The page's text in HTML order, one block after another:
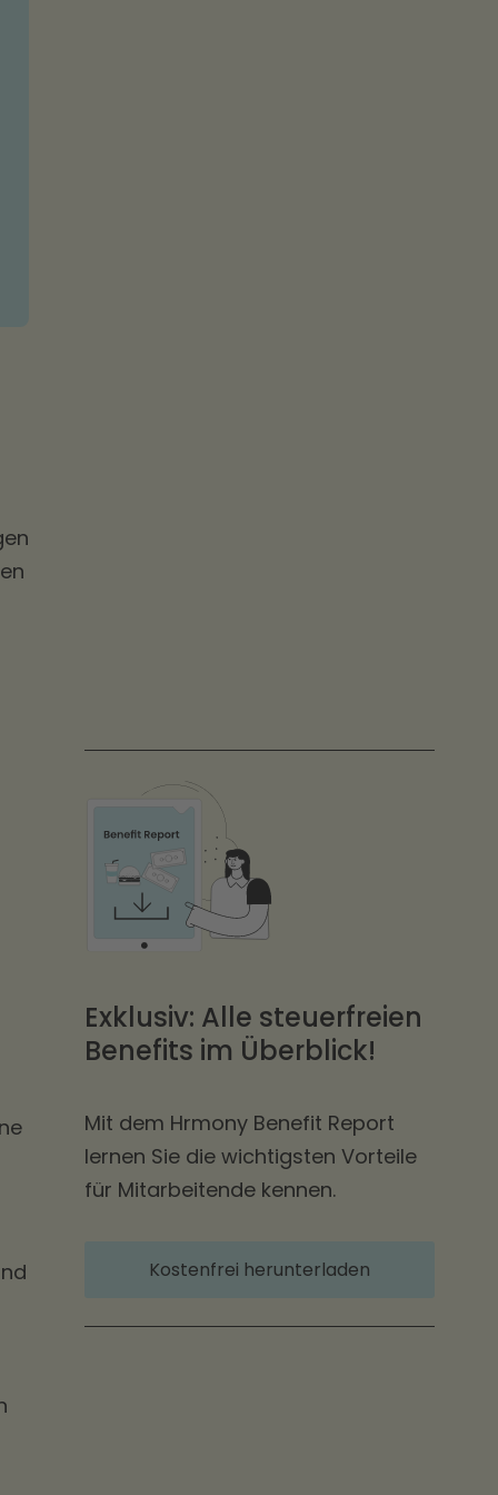
Exklusiv: Alle steuerfreien
Benefits im Überblick!
Mit dem Hrmony Benefit Report
lernen Sie die wichtigsten Vorteile
für Mitarbeitende kennen.
Kostenfrei herunterladen